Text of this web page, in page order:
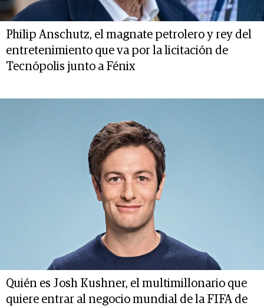
Philip Anschutz, el magnate petrolero y rey del
entretenimiento que va por la licitación de
Tecnópolis junto a Fénix
Quién es Josh Kushner, el multimillonario que
quiere entrar al negocio mundial de la FIFA de